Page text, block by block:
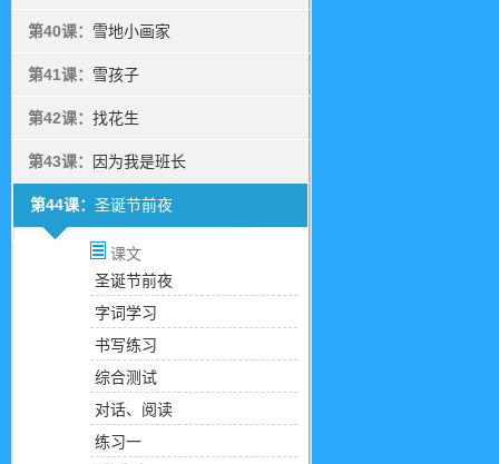
第40课： 雪地小画家
第41课： 雪孩子
第42课： 找花生
第43课： 因为我是班长
第44课： 圣诞节前夜
课文
圣诞节前夜
字词学习
书写练习
综合测试
对话、阅读
练习一